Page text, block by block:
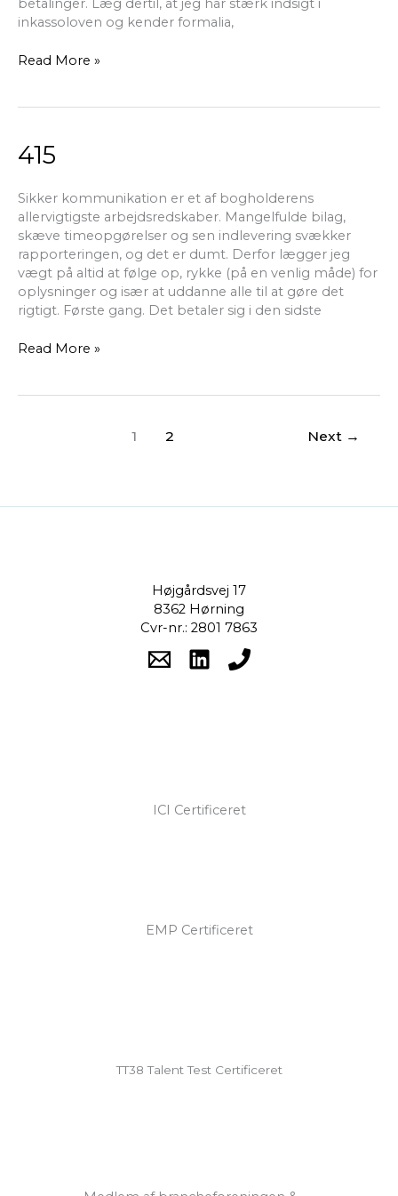
betalinger. Læg dertil, at jeg har stærk indsigt i
inkassoloven og kender formalia,
Read More »
415
Sikker kommunikation er et af bogholderens
allervigtigste arbejdsredskaber. Mangelfulde bilag,
skæve timeopgørelser og sen indlevering svækker
rapporteringen, og det er dumt. Derfor lægger jeg
vægt på altid at følge op, rykke (på en venlig måde) for
oplysninger og især at uddanne alle til at gøre det
rigtigt. Første gang. Det betaler sig i den sidste
415
Read More »
1 2 Next →
Højgårdsvej 17
8362 Hørning
Cvr-nr.: 2801 7863
ICI Certificeret
EMP Certificeret
TT38 Talent Test Certificeret